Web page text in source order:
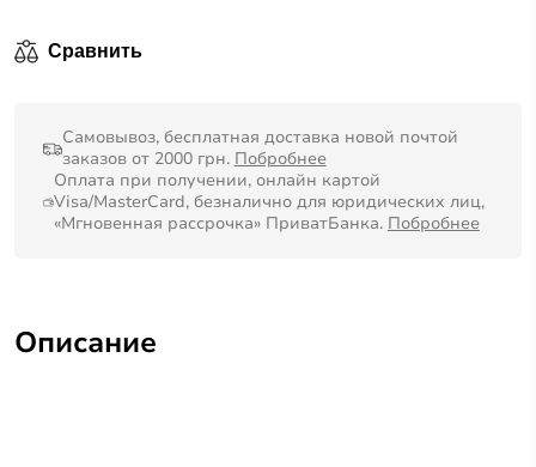
Сравнить
Самовывоз, бесплатная доставка новой почтой
заказов от 2000 грн. Побробнее
Оплата при получении, онлайн картой
Visa/MasterCard, безналично для юридических лиц,
«Мгновенная рассрочка» ПриватБанка. Побробнее
Описание